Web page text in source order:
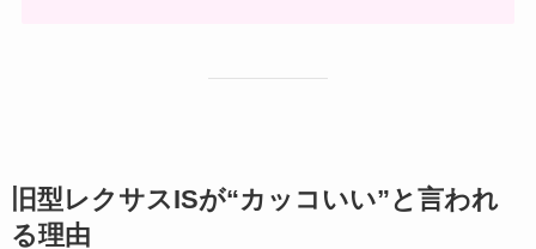
旧型レクサスISが“カッコいい”と言われ
る理由